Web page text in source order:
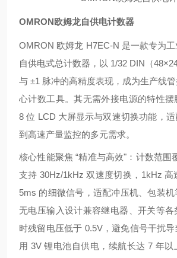
OMRON欧姆龙自供电计数器
OMRON 欧姆龙 H7EC-N 是一款专为
自供电式总计数器，以 1/32 DIN（
与 ±1 脉冲的高精度表现，成为生产线
心计数工具。其无需外接电源的特性
8 位 LCD 大屏显示与双速切换功能，
到高速产量监控的多元需求。
核心性能聚焦 “精准与高效"：计数范围
支持 30Hz/1kHz 双速度切换，1kHz 高
5ms 的细微信号，适配冲压机、包装机
无电压输入设计兼容继电器、开关等
时残留电压低于 0.5V，避免信号干扰
用 3V 锂电池自供电，续航长达 7 年